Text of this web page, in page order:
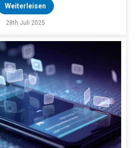
Weiterleisen
28th Juli 2025